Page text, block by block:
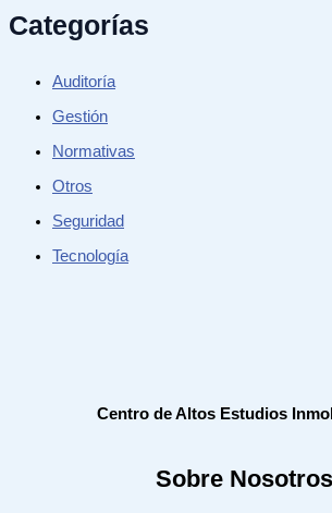
Categorías
Auditoría
Gestión
Normativas
Otros
Seguridad
Tecnología
Centro de Altos Estudios
Sobre Nosotros